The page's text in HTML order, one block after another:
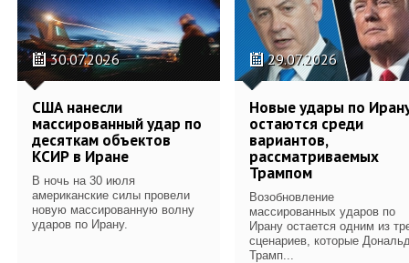
30.07.2026
США нанесли
массированный удар по
десяткам объектов
КСИР в Иране
В ночь на 30 июля
американские силы провели
новую массированную волну
ударов по Ирану.
29.07.2026
Новые удары по
остаются среди
вариантов,
рассматриваемых
Трампом
Возобновление
массированных ударов по
Ирану остается одним из
сценариев, которые
Трамп...